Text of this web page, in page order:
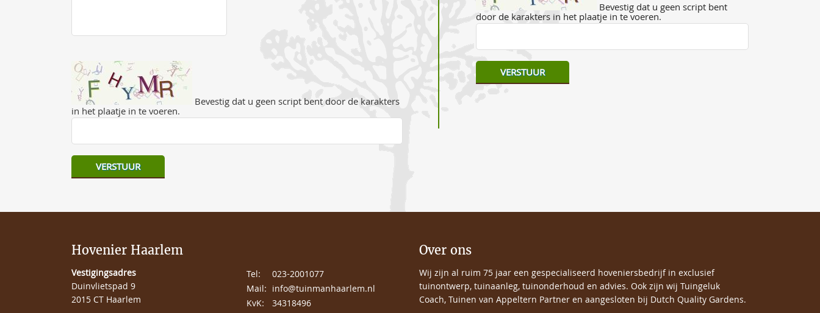
Bevestig dat u geen script bent door de karakters
in het plaatje in te voeren.
Bevestig dat u geen script bent
door de karakters in het plaatje in te voeren.
Hovenier Haarlem
Vestigingsadres
Duinvlietspad 9
2015 CT Haarlem
Tel:
023-2001077
Mail: info@tuinmanhaarlem.nl
KvK: 34318496
Over ons
Wij zijn al ruim 75 jaar een gespecialiseerd hoveniersbedrijf in exclusief
tuinontwerp, tuinaanleg, tuinonderhoud en advies. Ook zijn wij Tuingeluk
Coach, Tuinen van Appeltern Partner en aangesloten bij Dutch Quality Gardens.